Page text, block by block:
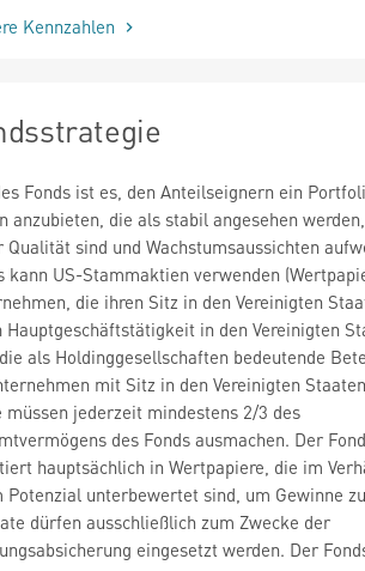
Kennzahlen
Fonds ist es, den Anteilseignern ein
anzubieten, die als stabil angesehen
Qualität sind und Wachstumsaussichten
kann US-Stammaktien verwenden
die ihren Sitz in den Vereinigten
Hauptgeschäftstätigkeit in den Vereinigten
als Holdinggesellschaften bedeutende
mit Sitz in den Vereinigten
müssen jederzeit mindestens 2/3 des
des Fonds ausmachen. Der
hauptsächlich in Wertpapiere, die im
Potenzial unterbewertet sind, um Gewinne
dürfen ausschließlich zum Zwecke der
eingesetzt werden. Der